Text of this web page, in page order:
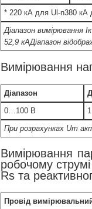
* 220 кА для Ul-n380 кА
Діапазон вимірювання
52,9 кАДіапазон
Вимірювання
Діапазон
0…100 В
При розрахунках Uт
Вимірювання
робочому
Rs та
Провід